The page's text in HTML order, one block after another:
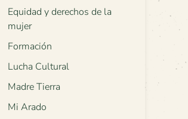
Equidad y derechos de la
mujer
Formación
Lucha Cultural
Madre Tierra
Mi Arado